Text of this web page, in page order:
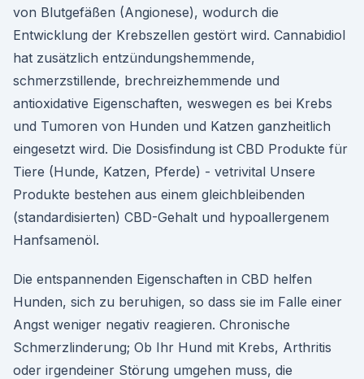
von Blutgefäßen (Angionese), wodurch die
Entwicklung der Krebszellen gestört wird. Cannabidiol
hat zusätzlich entzündungshemmende,
schmerzstillende, brechreizhemmende und
antioxidative Eigenschaften, weswegen es bei Krebs
und Tumoren von Hunden und Katzen ganzheitlich
eingesetzt wird. Die Dosisfindung ist CBD Produkte für
Tiere (Hunde, Katzen, Pferde) - vetrivital Unsere
Produkte bestehen aus einem gleichbleibenden
(standardisierten) CBD-Gehalt und hypoallergenem
Hanfsamenöl.
Die entspannenden Eigenschaften in CBD helfen
Hunden, sich zu beruhigen, so dass sie im Falle einer
Angst weniger negativ reagieren. Chronische
Schmerzlinderung; Ob Ihr Hund mit Krebs, Arthritis
oder irgendeiner Störung umgehen muss, die